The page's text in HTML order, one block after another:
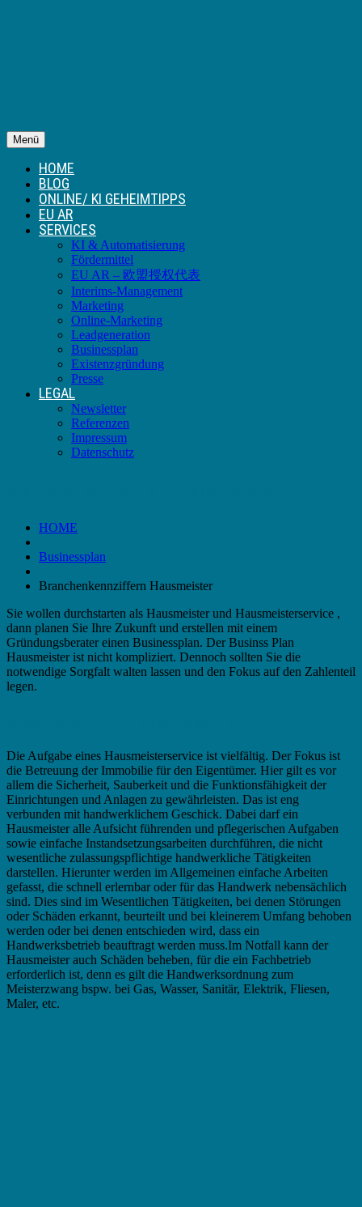
Menü
HOME
BLOG
ONLINE/ KI GEHEIMTIPPS
EU AR
SERVICES
KI & Automatisierung
Fördermittel
EU AR – 欧盟授权代表
Interims-Management
Marketing
Online-Marketing
Leadgeneration
Businessplan
Existenzgründung
Presse
LEGAL
Newsletter
Referenzen
Impressum
Datenschutz
HOME
Businessplan
Branchenkennziffern Hausmeister
Sie wollen durchstarten als Hausmeister und Hausmeisterservice ,
dann planen Sie Ihre Zukunft und erstellen mit einem
Gründungsberater einen Businessplan. Der Businss Plan
Hausmeister ist nicht kompliziert. Dennoch sollten Sie die
notwendige Sorgfalt walten lassen und den Fokus auf den Zahlenteil
legen.
Die Aufgabe eines Hausmeisterservice ist vielfältig. Der Fokus ist
die Betreuung der Immobilie für den Eigentümer. Hier gilt es vor
allem die Sicherheit, Sauberkeit und die Funktionsfähigkeit der
Einrichtungen und Anlagen zu gewährleisten. Das ist eng
verbunden mit handwerklichem Geschick. Dabei darf ein
Hausmeister alle Aufsicht führenden und pflegerischen Aufgaben
sowie einfache Instandsetzungsarbeiten durchführen, die nicht
wesentliche zulassungspflichtige handwerkliche Tätigkeiten
darstellen. Hierunter werden im Allgemeinen einfache Arbeiten
gefasst, die schnell erlernbar oder für das Handwerk nebensächlich
sind. Dies sind im Wesentlichen Tätigkeiten, bei denen Störungen
oder Schäden erkannt, beurteilt und bei kleinerem Umfang behoben
werden oder bei denen entschieden wird, dass ein
Handwerksbetrieb beauftragt werden muss.Im Notfall kann der
Hausmeister auch Schäden beheben, für die ein Fachbetrieb
erforderlich ist, denn es gilt die Handwerksordnung zum
Meisterzwang bspw. bei Gas, Wasser, Sanitär, Elektrik, Fliesen,
Maler, etc.